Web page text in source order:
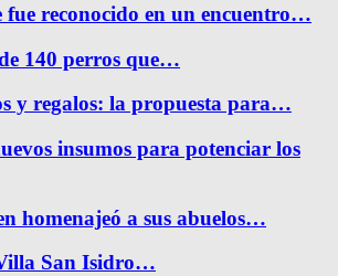
fue reconocido en un encuentro…
140 perros que…
y regalos: la propuesta para…
insumos para potenciar los
homenajeó a sus abuelos…
San Isidro…